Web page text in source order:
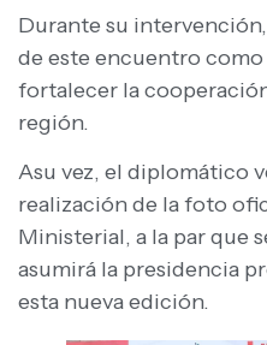
Durante su
de este encuentro
fortalecer la
región.
Asu vez, el diplomático
realización de la foto
Ministerial, a la par que
asumirá la presidencia
esta nueva edición.